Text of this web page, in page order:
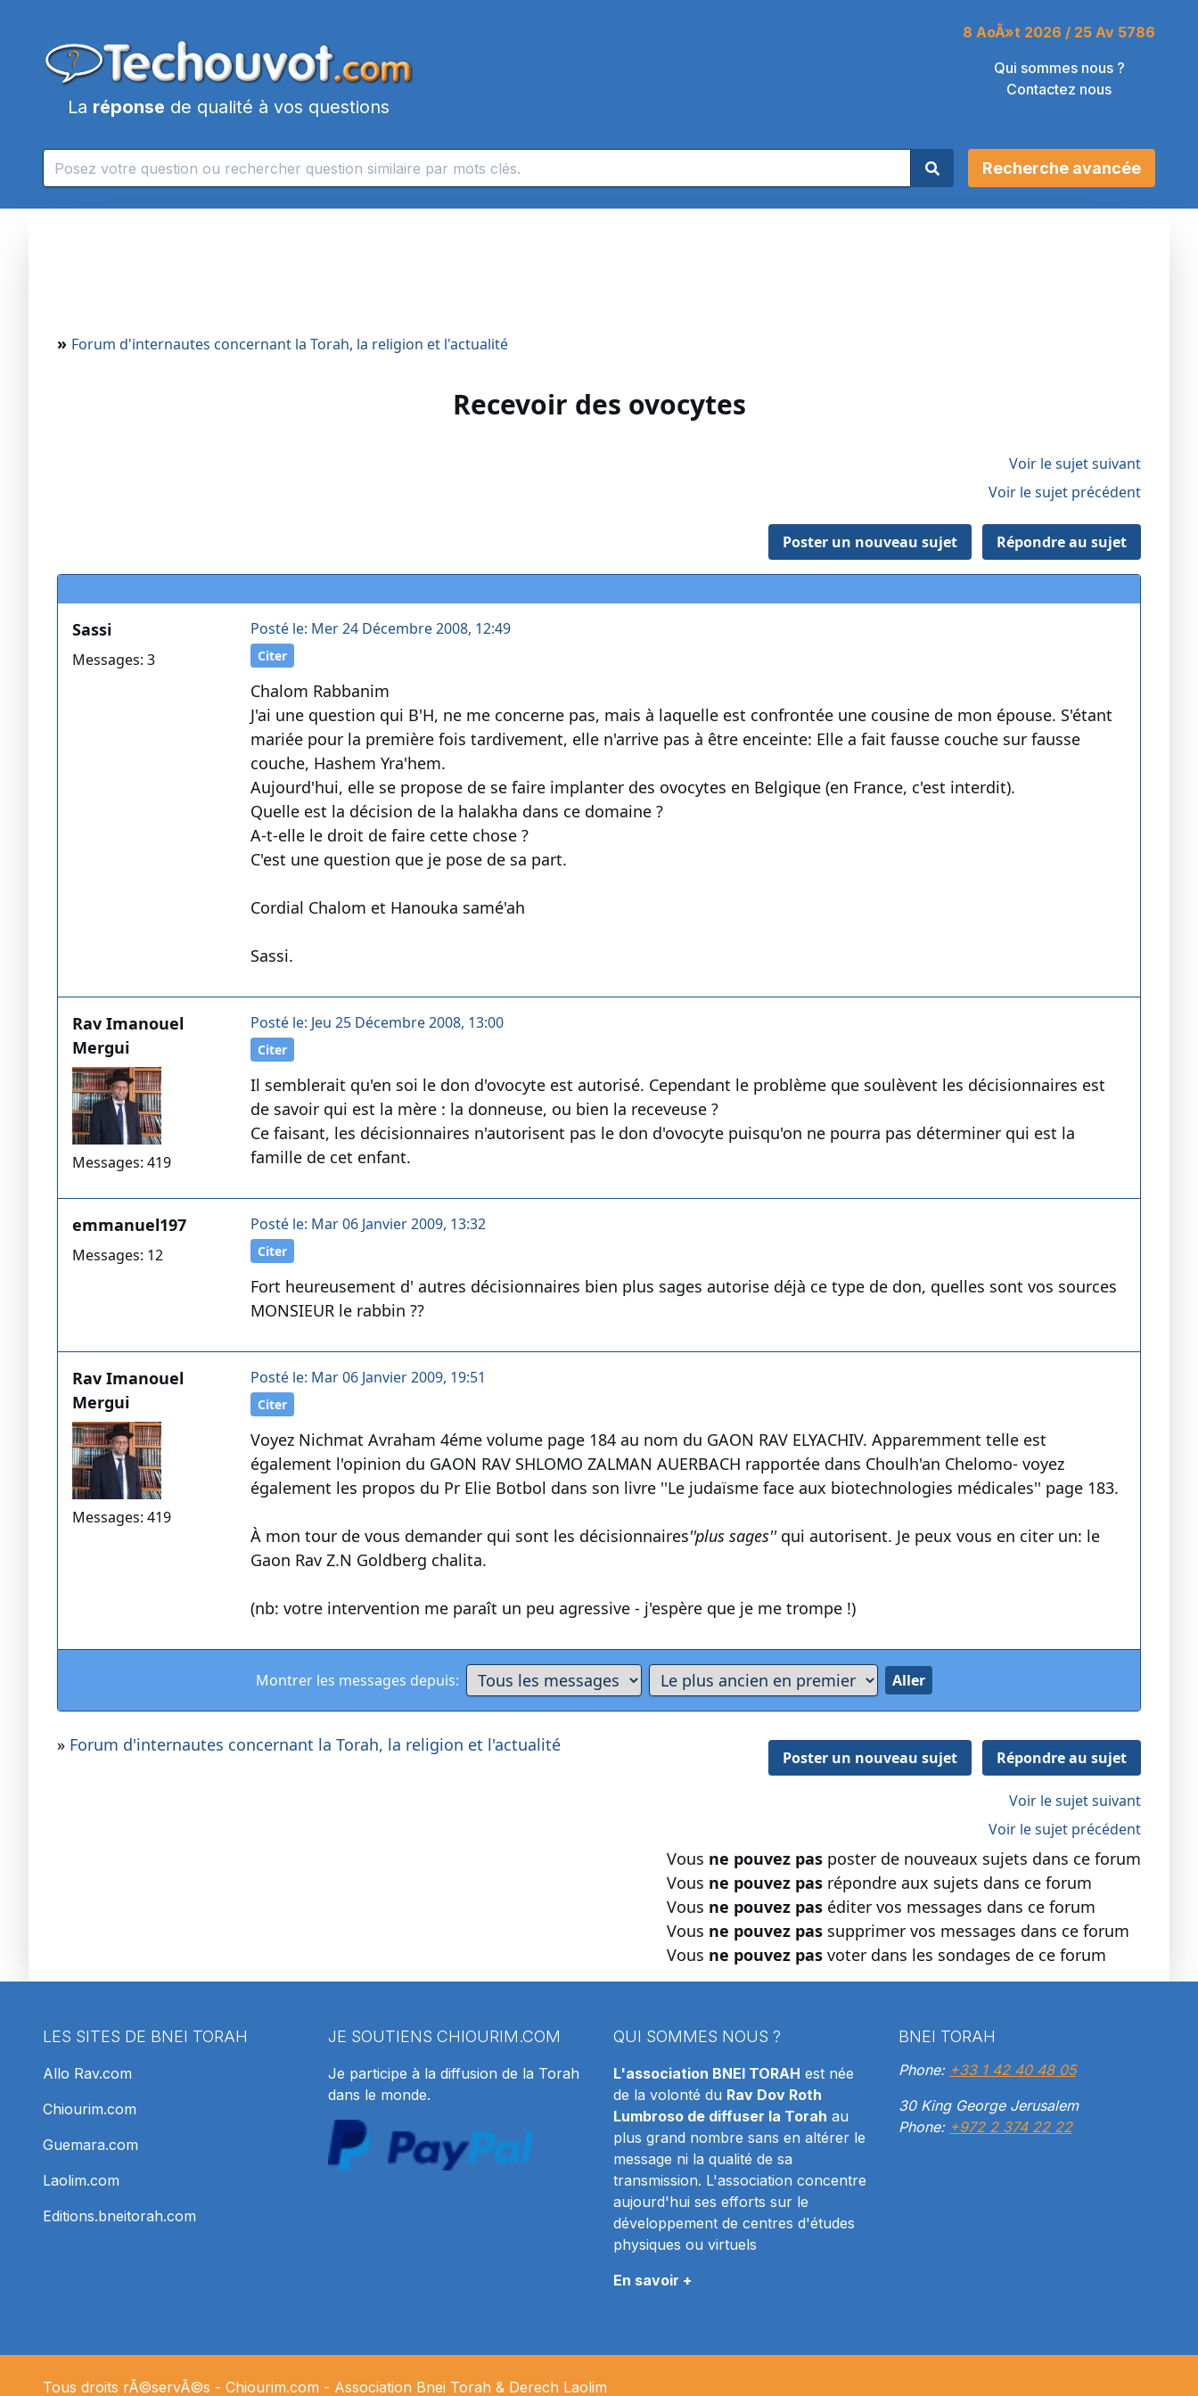
La réponse de qualité à vos questions
8 AoÃ»t 2026 / 25 Av 5786
Qui sommes nous ?
Contactez nous
Recherche avancée
» Forum d'internautes concernant la Torah, la religion et l'actualité
Recevoir des ovocytes
Voir le sujet suivant
Voir le sujet précédent
Poster un nouveau sujet Répondre au sujet
Sassi
Messages: 3
Posté le: Mer 24 Décembre 2008, 12:49
Citer
Chalom Rabbanim
J'ai une question qui B'H, ne me concerne pas, mais à laquelle est confrontée une cousine de mon épouse. S'étant
mariée pour la première fois tardivement, elle n'arrive pas à être enceinte: Elle a fait fausse couche sur fausse
couche, Hashem Yra'hem.
Aujourd'hui, elle se propose de se faire implanter des ovocytes en Belgique (en France, c'est interdit).
Quelle est la décision de la halakha dans ce domaine ?
A-t-elle le droit de faire cette chose ?
C'est une question que je pose de sa part.
Cordial Chalom et Hanouka samé'ah
Sassi.
Rav Imanouel
Mergui
Messages: 419
Posté le: Jeu 25 Décembre 2008, 13:00
Citer
Il semblerait qu'en soi le don d'ovocyte est autorisé. Cependant le problème que soulèvent les décisionnaires est
de savoir qui est la mère : la donneuse, ou bien la receveuse ?
Ce faisant, les décisionnaires n'autorisent pas le don d'ovocyte puisqu'on ne pourra pas déterminer qui est la
famille de cet enfant.
emmanuel197
Messages: 12
Posté le: Mar 06 Janvier 2009, 13:32
Citer
Fort heureusement d' autres décisionnaires bien plus sages autorise déjà ce type de don, quelles sont vos sources
MONSIEUR le rabbin ??
Rav Imanouel
Mergui
Messages: 419
Posté le: Mar 06 Janvier 2009, 19:51
Citer
Voyez Nichmat Avraham 4éme volume page 184 au nom du GAON RAV ELYACHIV. Apparemment telle est
également l'opinion du GAON RAV SHLOMO ZALMAN AUERBACH rapportée dans Choulh'an Chelomo- voyez
également les propos du Pr Elie Botbol dans son livre ''Le judaïsme face aux biotechnologies médicales'' page 183.
À mon tour de vous demander qui sont les décisionnaires''plus sages''qui autorisent. Je peux vous en citer un: le
Gaon Rav Z.N Goldberg chalita.
(nb: votre intervention me paraît un peu agressive - j'espère que je me trompe !)
Montrer les messages depuis:
» Forum d'internautes concernant la Torah, la religion et l'actualité
Poster un nouveau sujet Répondre au sujet
Voir le sujet suivant
Voir le sujet précédent
Vous ne pouvez pas poster de nouveaux sujets dans ce forum
Vous ne pouvez pas répondre aux sujets dans ce forum
Vous ne pouvez pas éditer vos messages dans ce forum
Vous ne pouvez pas supprimer vos messages dans ce forum
Vous ne pouvez pas voter dans les sondages de ce forum
LES SITES DE BNEI TORAH
Allo Rav.com
Chiourim.com
Guemara.com
Laolim.com
Editions.bneitorah.com
JE SOUTIENS CHIOURIM.COM
Je participe à la diffusion de la Torah
dans le monde.
QUI SOMMES NOUS ?
L'association BNEI TORAH est née
de la volonté du Rav Dov Roth
Lumbroso de diffuser la Torah au
plus grand nombre sans en altérer le
message ni la qualité de sa
transmission. L'association concentre
aujourd'hui ses efforts sur le
développement de centres d'études
physiques ou virtuels
En savoir +
BNEI TORAH
Phone: +33 1 42 40 48 05
30 King George Jerusalem
Phone: +972 2 374 22 22
Tous droits rÃ©servÃ©s - Chiourim.com - Association Bnei Torah & Derech Laolim